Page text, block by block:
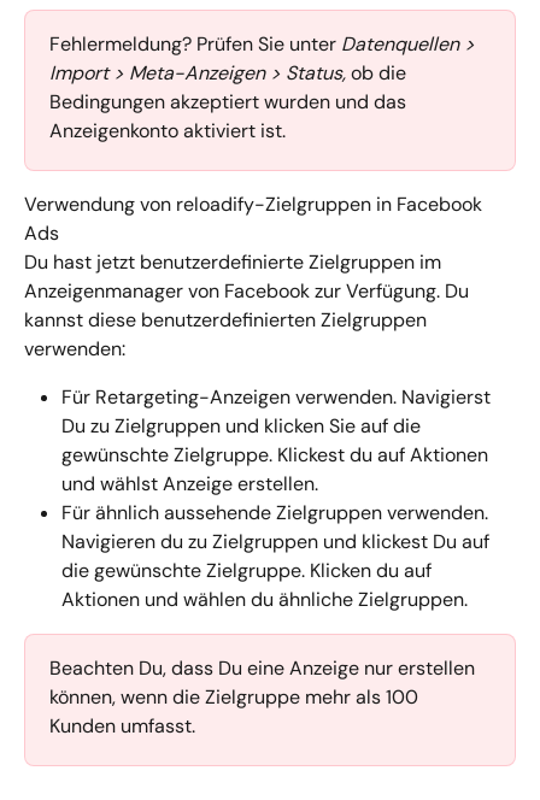
Fehlermeldung? Prüfen Sie unter Datenquellen >
Import > Meta-Anzeigen > Status, ob die
Bedingungen akzeptiert wurden und das
Anzeigenkonto aktiviert ist.
Verwendung von reloadify-Zielgruppen in Facebook
Ads
Du hast jetzt benutzerdefinierte Zielgruppen im
Anzeigenmanager von Facebook zur Verfügung. Du
kannst diese benutzerdefinierten Zielgruppen
verwenden:
Für Retargeting-Anzeigen verwenden. Navigierst
Du zu Zielgruppen und klicken Sie auf die
gewünschte Zielgruppe. Klickest du auf Aktionen
und wählst Anzeige erstellen.
Für ähnlich aussehende Zielgruppen verwenden.
Navigieren du zu Zielgruppen und klickest Du auf
die gewünschte Zielgruppe. Klicken du auf
Aktionen und wählen du ähnliche Zielgruppen.
Beachten Du, dass Du eine Anzeige nur erstellen
können, wenn die Zielgruppe mehr als 100
Kunden umfasst.